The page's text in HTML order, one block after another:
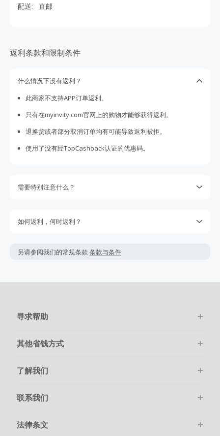
配送:
直邮
返利条款和限制条件
什么情况下没有返利？
此商家不支持APP订单返利。
只有在myinvity.com官网上的购物才能够获得返利。
退换货或者部分取消订单均有可能导致返利被拒。
使用了没有经TopCashback认证的优惠码。
需要特别注意什么？
不要取决于期待的返利，因为我们不能保证一定能获取得到返
返利金额可能会根据实际交易情况会有所上下浮动。
购物必须是通过在线一次性顺利完成。
如何返利，何时返利？
网上购物。
100天内提交返利索赔，因为我们无法处理超过100天的交易。
另请参阅我们的常规条款 条款与条件
寻求帮助
其他省钱方式
了解我们
联系我们
法律条文